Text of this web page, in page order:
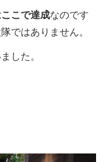
こで達成なのです
ではありません。
した。